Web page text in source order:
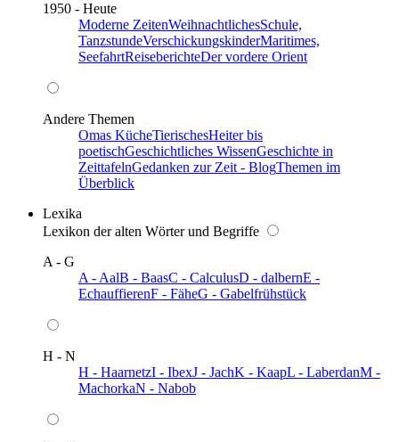
1950 - Heute
Moderne ZeitenWeihnachtlichesSchule,
TanzstundeVerschickungskinderMaritimes,
SeefahrtReiseberichteDer vordere Orient
Andere Themen
Omas KücheTierischesHeiter bis
poetischGeschichtliches WissenGeschichte in
ZeittafelnGedanken zur Zeit - BlogThemen im
Überblick
Lexika
Lexikon der alten Wörter und Begriffe
A - G
A - AalB - BaasC - CalculusD - dalbernE -
EchauffierenF - FäheG - Gabelfrühstück
H - N
H - HaarnetzI - IbexJ - JachK - KaapL - LaberdanM -
MachorkaN - Nabob